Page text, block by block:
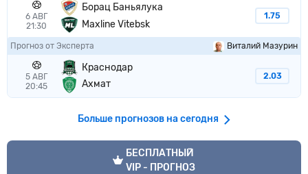
6 АВГ
21:30
Борац Баньялука
Maxline Vitebsk
1.75
Прогноз от Эксперта Виталий Мазурин
5 АВГ
20:45
Краснодар
Ахмат
2.03
Больше прогнозов на сегодня
VIP прогноз
БЕСПЛАТНЫЙ
VIP - ПРОГНОЗ